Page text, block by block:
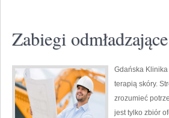
Zabiegi
Gdańska
terapią skóry.
zrozumieć
jest tylko zbiór